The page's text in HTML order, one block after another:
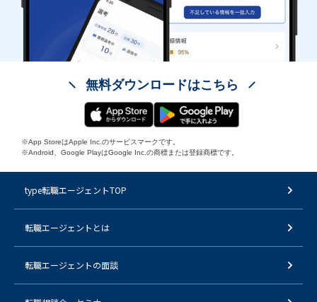
無料ダウンロードはこちら
※App StoreはApple Inc.のサービスマークです。
※Android、Google PlayはGoogle Inc.の商標または登録商標です。
type転職エージェントTOP
転職エージェントとは
転職エージェントの面談